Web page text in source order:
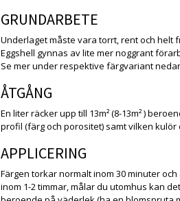
GRUNDARBETE
Underlaget måste vara torrt, rent och helt
Eggshell gynnas av lite mer noggrant
Se mer under respektive färgvariant
ÅTGÅNG
En liter räcker upp till 13m² (8-13m² )
profil (färg och porositet) samt vilken kulör
APPLICERING
Färgen torkar normalt inom 30 minuter
inom 1-2 timmar, målar du utomhus kan